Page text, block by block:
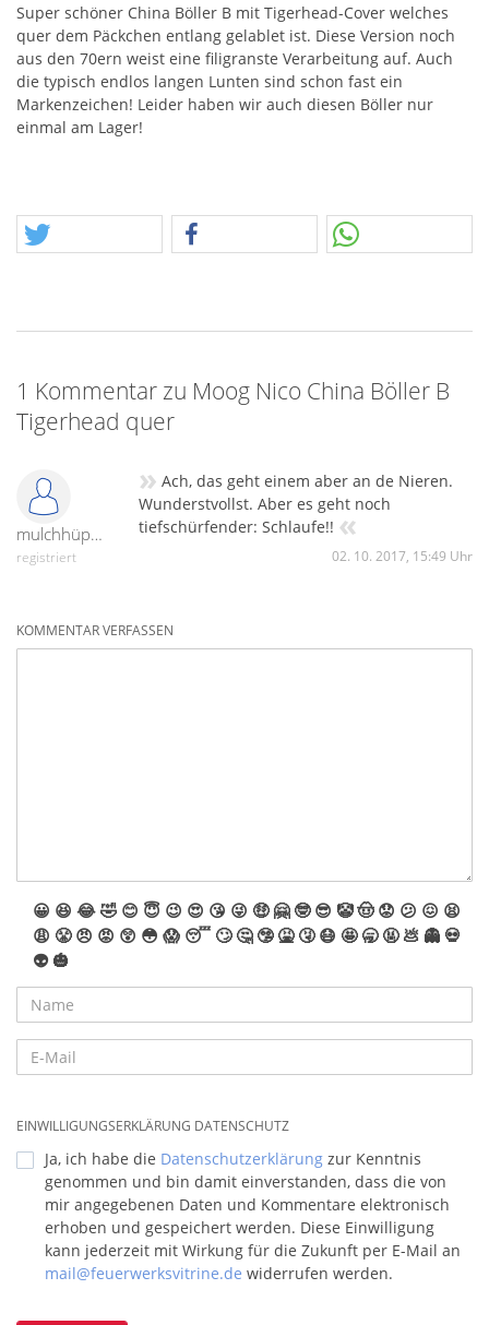
Super schöner China Böller B mit Tigerhead-Cover welches
quer dem Päckchen entlang gelablet ist. Diese Version noch
aus den 70ern weist eine filigranste Verarbeitung auf. Auch
die typisch endlos langen Lunten sind schon fast ein
Markenzeichen! Leider haben wir auch diesen Böller nur
einmal am Lager!
1 Kommentar zu Moog Nico China Böller B
Tigerhead quer
mulchhüpfer
registriert
» Ach, das geht einem aber an de Nieren.
Wunderstvollst. Aber es geht noch
tiefschürfender: Schlaufe!! «
02. 10. 2017, 15:49 Uhr
KOMMENTAR VERFASSEN
😀 😆 😂🤣 😊 😇 😉 😍 😘 😜 🤑 🤗 🤓 😎 🤡🤠 😟 😕 😖 😫
😩 😤 😠 😡 😲 😳 😱 😴 🙄 🤔 🤥 🤮 🤧 😷 🤩 🥱 🤬 💩 👻 💀
👽 🎃
EINWILLIGUNGSERKLÄRUNG DATENSCHUTZ
Ja, ich habe die Datenschutzerklärung zur Kenntnis
genommen und bin damit einverstanden, dass die von
mir angegebenen Daten und Kommentare elektronisch
erhoben und gespeichert werden. Diese Einwilligung
kann jederzeit mit Wirkung für die Zukunft per E-Mail an
mail@feuerwerksvitrine.de widerrufen werden.